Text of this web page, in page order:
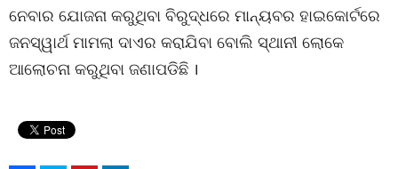
ନେବାର ଯୋଜନା କରୁଥିବା ବିରୁଦ୍ଧରେ ମାନ୍ୟବର ହାଇକୋର୍ଟରେ
ଜନସ୍ୱାର୍ଥ ମାମଲା ଦାଏର କରାଯିବା ବୋଲି ସ୍ଥାନୀ ଲୋକେ
ଆଲୋଚନା କରୁଥିବା ଜଣାପଡିଛି ।